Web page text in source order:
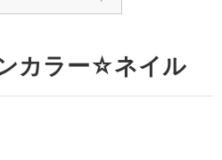
カラー☆ネイル